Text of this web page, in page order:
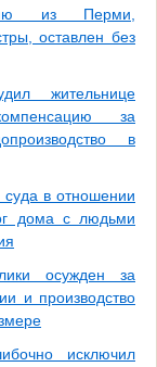
из Перми,
оставлен без
жительнице
за
в
суда в отношении
дома с людьми
осужден за
и производство
исключил